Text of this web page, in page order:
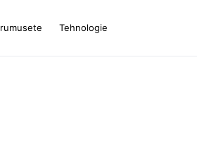
Tehnologie